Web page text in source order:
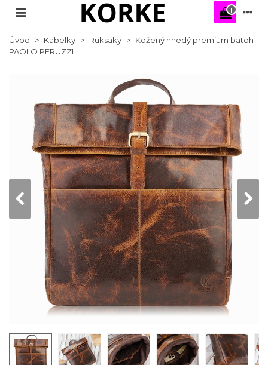
1
Úvod > Kabelky > Ruksaky > Kožený hnedý premium batoh
PAOLO PERUZZI